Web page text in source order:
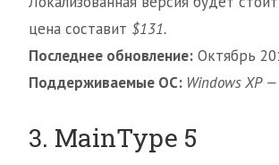
цена составит $131.
Последнее обновление: Октябрь
Поддерживаемые ОС: Windows XP
3. MainType 5